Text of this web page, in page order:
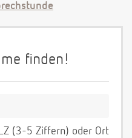
finden!
(3-5 Ziffern) oder Ort